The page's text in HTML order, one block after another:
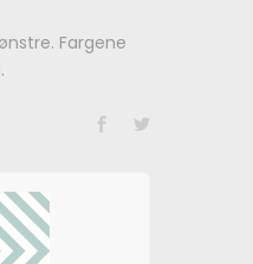
Fargene